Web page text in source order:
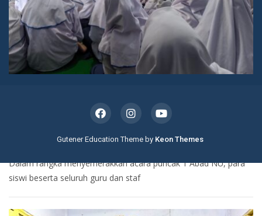
NOBAR DALAM RANGKA 1 ABAD NU
Feb 9, 2023 Media Kurikulum
Dalam rangka menyemerakkan acara puncak 1 Abad NU, para
siswi beserta seluruh guru dan staf
Berita Humas Kegiatan Kesiswaan
Kurikulum Sarpras Uncategorized
Gutener Education Theme by Keon Themes